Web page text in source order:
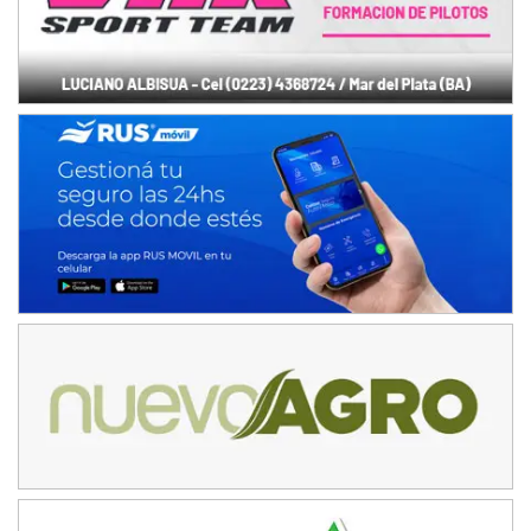
COBERTURA ESPECIAL DE E-KART.COM.AR
08/09-AGO
IAME SERIES ARGENTINA 6
Ramiro Tot (Asfalto)
Baradero (Buenos Aires)
KDO - F6
Ciudad de Trenque Lauquen (Asfalto)
Trenque Lauquen (Buenos Aires)
ENTRERRIANO - F6 (POSTERGADA)
Parque de la Velocidad (Asfalto)
Villaguay (Entre Ríos)
Victoria (Entre Ríos)
PATAGONICO - F6